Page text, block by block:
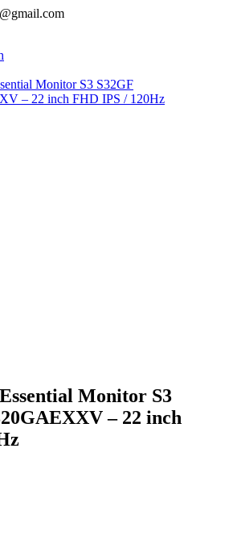
Monitor S3 S32GF
– 22 inch FHD IPS / 120Hz
Monitor S3
– 22 inch